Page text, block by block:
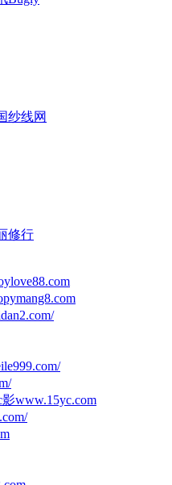
纱线网
修行
影www.15yc.com